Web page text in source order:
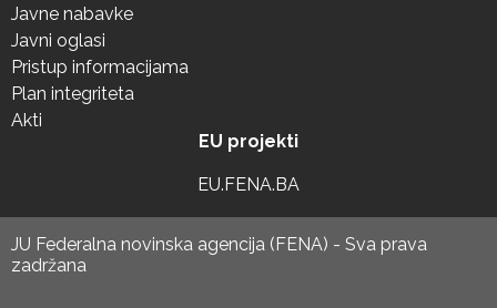
Javne nabavke
Javni oglasi
Pristup informacijama
Plan integriteta
Akti
EU projekti
EU.FENA.BA
JU Federalna novinska agencija (FENA) - Sva prava
zadržana